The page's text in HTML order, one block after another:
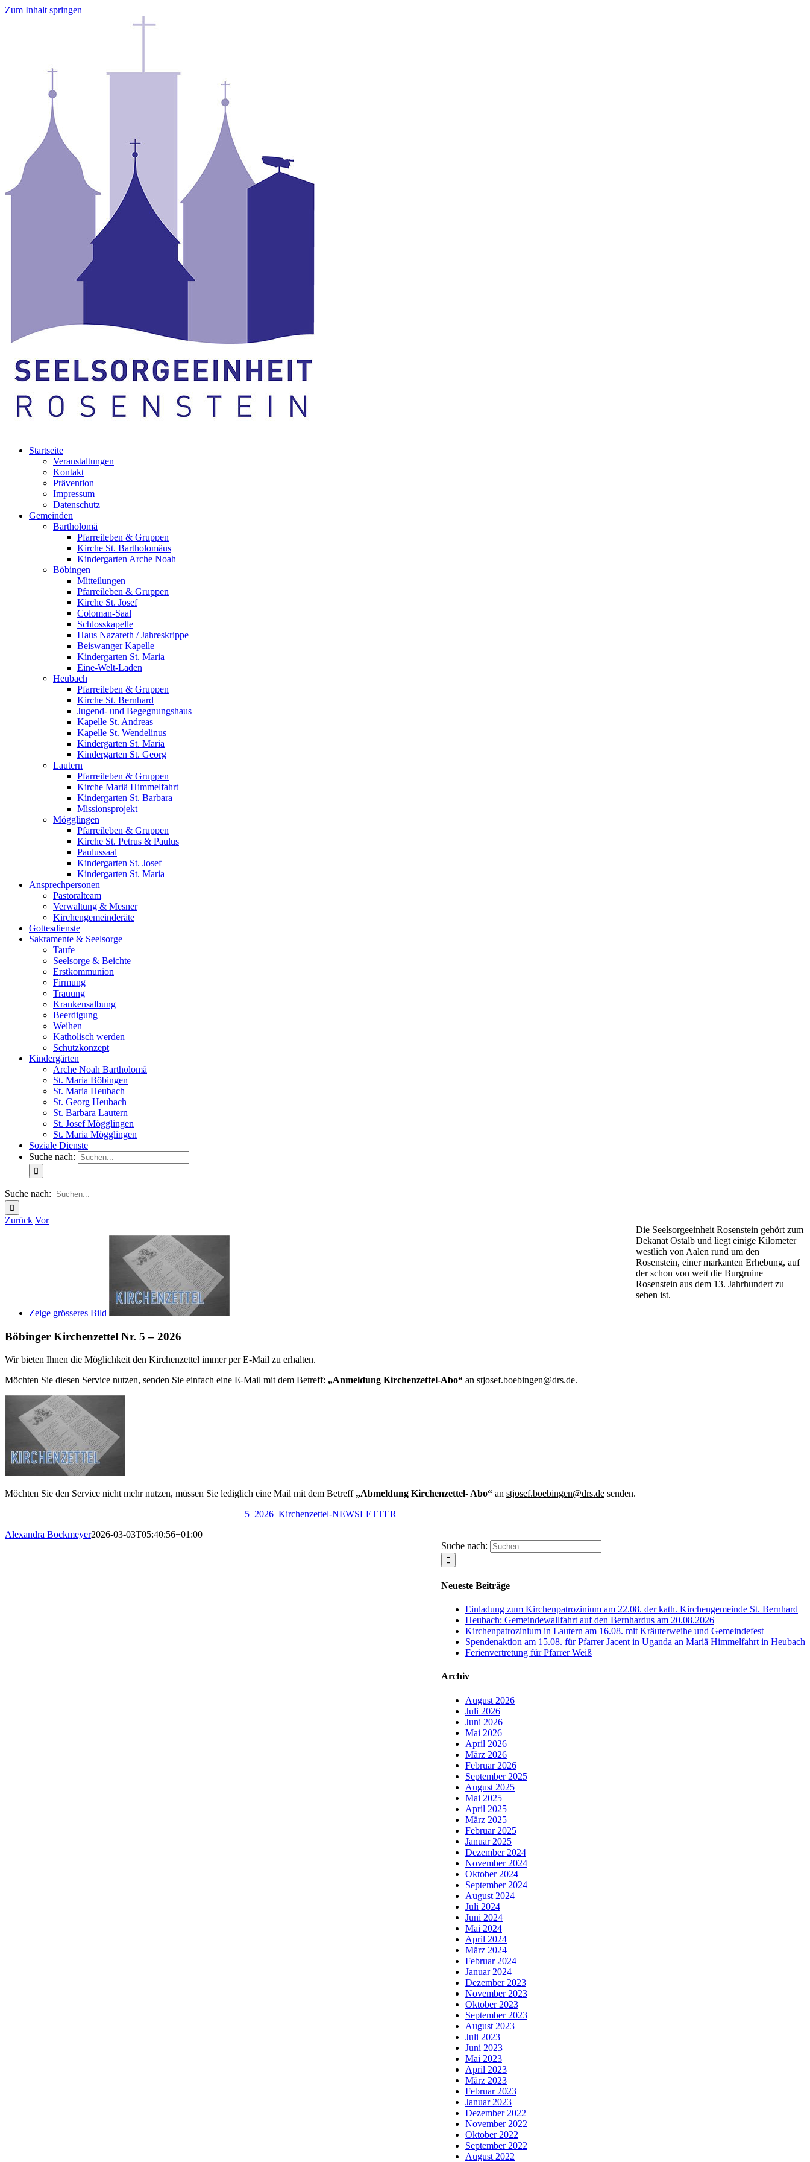
Zum Inhalt springen
Startseite
Veranstaltungen
Kontakt
Prävention
Impressum
Datenschutz
Gemeinden
Bartholomä
Pfarreileben & Gruppen
Kirche St. Bartholomäus
Kindergarten Arche Noah
Böbingen
Mitteilungen
Pfarreileben & Gruppen
Kirche St. Josef
Coloman-Saal
Schlosskapelle
Haus Nazareth / Jahreskrippe
Beiswanger Kapelle
Kindergarten St. Maria
Eine-Welt-Laden
Heubach
Pfarreileben & Gruppen
Kirche St. Bernhard
Jugend- und Begegnungshaus
Kapelle St. Andreas
Kapelle St. Wendelinus
Kindergarten St. Maria
Kindergarten St. Georg
Lautern
Pfarreileben & Gruppen
Kirche Mariä Himmelfahrt
Kindergarten St. Barbara
Missionsprojekt
Mögglingen
Pfarreileben & Gruppen
Kirche St. Petrus & Paulus
Paulussaal
Kindergarten St. Josef
Kindergarten St. Maria
Ansprechpersonen
Pastoralteam
Verwaltung & Mesner
Kirchengemeinderäte
Gottesdienste
Sakramente & Seelsorge
Taufe
Seelsorge & Beichte
Erstkommunion
Firmung
Trauung
Krankensalbung
Beerdigung
Weihen
Katholisch werden
Schutzkonzept
Kindergärten
Arche Noah Bartholomä
St. Maria Böbingen
St. Maria Heubach
St. Georg Heubach
St. Barbara Lautern
St. Josef Mögglingen
St. Maria Mögglingen
Soziale Dienste
Suche nach:
Suche nach:
Zurück Vor
Zeige grösseres Bild
Böbinger Kirchenzettel Nr. 5 – 2026
Wir bieten Ihnen die Möglichkeit den Kirchenzettel immer per E-Mail zu erhalten.
Möchten Sie diesen Service nutzen, senden Sie einfach eine E-Mail mit dem Betreff: „Anmeldung Kirchenzettel-Abo“ an stjosef.boebingen@drs.de.
Möchten Sie den Service nicht mehr nutzen, müssen Sie lediglich eine Mail mit dem Betreff „Abmeldung Kirchenzettel- Abo“ an stjosef.boebingen@drs.de senden.
5_2026_Kirchenzettel-NEWSLETTER
Alexandra Bockmeyer2026-03-03T05:40:56+01:00
Suche nach:
Neueste Beiträge
Einladung zum Kirchenpatrozinium am 22.08. der kath. Kirchengemeinde St. Bernhard
Heubach: Gemeindewallfahrt auf den Bernhardus am 20.08.2026
Kirchenpatrozinium in Lautern am 16.08. mit Kräuterweihe und Gemeindefest
Spendenaktion am 15.08. für Pfarrer Jacent in Uganda an Mariä Himmelfahrt in Heubach
Ferienvertretung für Pfarrer Weiß
Archiv
August 2026
Juli 2026
Juni 2026
Mai 2026
April 2026
März 2026
Februar 2026
September 2025
August 2025
Mai 2025
April 2025
März 2025
Februar 2025
Januar 2025
Dezember 2024
November 2024
Oktober 2024
September 2024
August 2024
Juli 2024
Juni 2024
Mai 2024
April 2024
März 2024
Februar 2024
Januar 2024
Dezember 2023
November 2023
Oktober 2023
September 2023
August 2023
Juli 2023
Juni 2023
Mai 2023
April 2023
März 2023
Februar 2023
Januar 2023
Dezember 2022
November 2022
Oktober 2022
September 2022
August 2022
Die Seelsorgeeinheit Rosenstein gehört zum
Dekanat Ostalb und liegt einige Kilometer
westlich von Aalen rund um den
Rosenstein, einer markanten Erhebung, auf
der schon von weit die Burgruine
Rosenstein aus dem 13. Jahrhundert zu
sehen ist.